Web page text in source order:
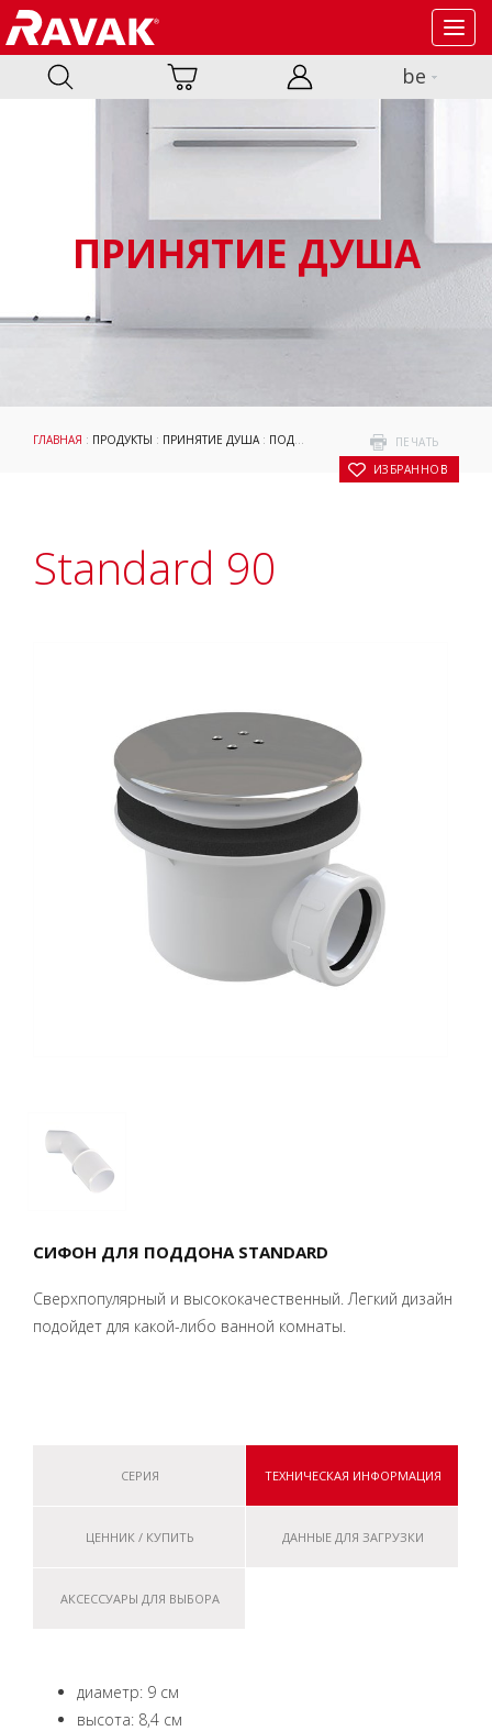
be
ПРИНЯТИЕ ДУША
ПЕЧАТЬ
В ИЗБРАННОЕ
ГЛАВНАЯ : ПРОДУКТЫ : ПРИНЯТИЕ ДУША: ПОДДОНЫ АКСЕССУАРЫ:СИФОНЫ
Standard 90
СИФОН ДЛЯ ПОДДОНА STANDARD
Сверхпопулярный и высококачественный. Легкий дизайн
подойдет для какой-либо ванной комнаты.
СЕРИЯ ТЕХНИЧЕСКАЯ ИНФОРМАЦИЯ
ЦЕННИК / КУПИТЬ ДАННЫЕ ДЛЯ ЗАГРУЗКИ
АКСЕССУАРЫ ДЛЯ ВЫБОРА
диаметр: 9 см
высота: 8,4 см